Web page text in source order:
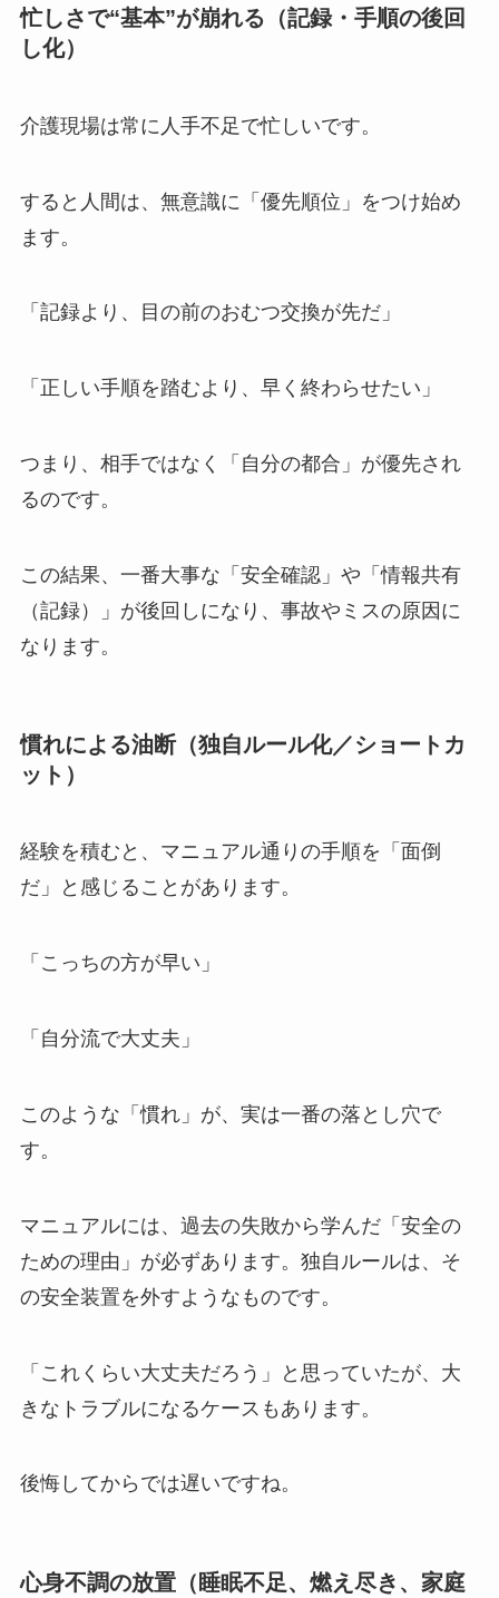
忙しさで“基本”が崩れる（記録・手順の後回
し化）
介護現場は常に人手不足で忙しいです。
すると人間は、無意識に「優先順位」をつけ始め
ます。
「記録より、目の前のおむつ交換が先だ」
「正しい手順を踏むより、早く終わらせたい」
つまり、相手ではなく「自分の都合」が優先され
るのです。
この結果、一番大事な「安全確認」や「情報共有
（記録）」が後回しになり、事故やミスの原因に
なります。
慣れによる油断（独自ルール化／ショートカ
ット）
経験を積むと、マニュアル通りの手順を「面倒
だ」と感じることがあります。
「こっちの方が早い」
「自分流で大丈夫」
このような「慣れ」が、実は一番の落とし穴で
す。
マニュアルには、過去の失敗から学んだ「安全の
ための理由」が必ずあります。独自ルールは、そ
の安全装置を外すようなものです。
「これくらい大丈夫だろう」と思っていたが、大
きなトラブルになるケースもあります。
後悔してからでは遅いですね。
心身不調の放置（睡眠不足、燃え尽き、家庭